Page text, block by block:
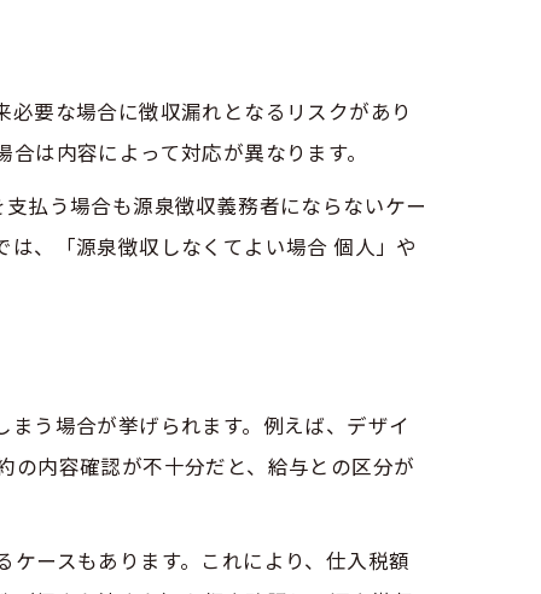
要な場合に徴収漏れとなるリスクがあり
は内容によって対応が異なります。
払う場合も源泉徴収義務者にならないケー
、「源泉徴収しなくてよい場合 個人」や
う場合が挙げられます。例えば、デザイ
の内容確認が不十分だと、給与との区分が
ースもあります。これにより、仕入税額